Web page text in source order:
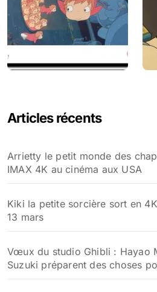
Articles récents
Arrietty le petit monde des
IMAX 4K au cinéma aux USA
Kiki la petite sorcière sort en
13 mars
Vœux du studio Ghibli : Hayao
Suzuki préparent des choses